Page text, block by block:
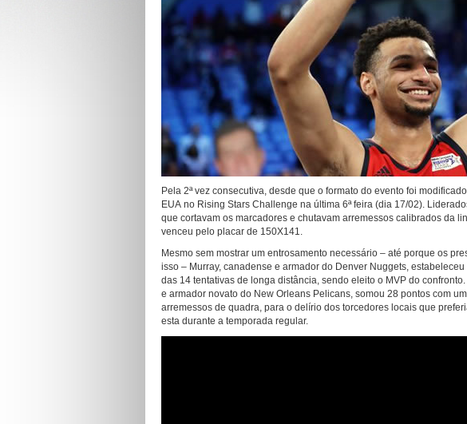
Pela 2ª vez consecutiva, desde que o formato do evento foi
EUA no Rising Stars Challenge na última 6ª feira (dia 17/02).
que cortavam os marcadores e chutavam arremessos calibrados da
venceu pelo placar de 150X141.
Mesmo sem mostrar um entrosamento necessário – até porque os
isso – Murray, canadense e armador do Denver Nuggets,
das 14 tentativas de longa distância, sendo eleito o MVP do
e armador novato do New Orleans Pelicans, somou 28 pontos com
arremessos de quadra, para o delírio dos torcedores locais que
esta durante a temporada regular.